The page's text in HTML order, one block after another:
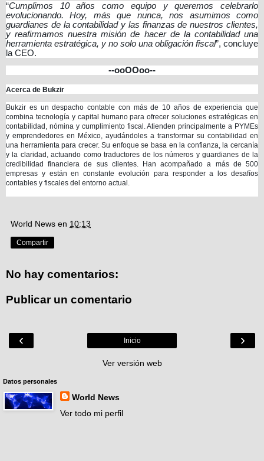
“Cumplimos 10 años como equipo y queremos celebrarlo
evolucionando. Hoy, más que nunca, nos asumimos como
guardianes de la contabilidad y las finanzas de nuestros clientes,
y reafirmamos nuestra misión de hacer de la contabilidad una
herramienta estratégica, y no solo una obligación fiscal”, concluye
la CEO.
--ooOOoo--
Acerca de Bukzir
Bukzir es un despacho contable con más de 10 años de experiencia que
combina tecnología y capital humano para ofrecer soluciones estratégicas en
contabilidad, nómina y cumplimiento fiscal. Atienden principalmente a PYMEs
y emprendedores en México, ayudándoles a transformar su contabilidad en
una herramienta para crecer. Su enfoque se basa en la confianza, la cercanía
y la claridad, actuando como traductores de los números y guardianes de la
credibilidad financiera de sus clientes. Han acompañado a más de 500
empresas y están en constante evolución para responder a los desafíos
contables y fiscales del entorno actual.
World News en 10:13
Compartir
No hay comentarios:
Publicar un comentario
‹ ›
Inicio
Ver versión web
Datos personales
World News
Ver todo mi perfil